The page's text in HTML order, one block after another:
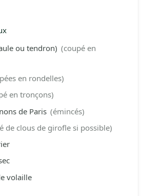
ou tendron) (coupé en
en rondelles)
en tronçons)
de Paris (émincés)
de clous de girofle si possible)
volaille